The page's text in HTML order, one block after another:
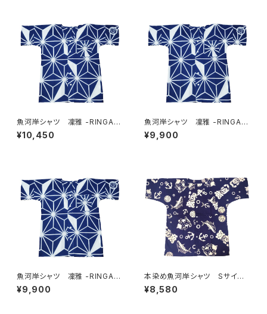
魚河岸シャツ 凜雅 -RINGA-
プレミアムシリーズ① 麻かざぐ
るま LLサイズ 認定証付き
¥10,450
魚河岸シャツ 凜雅 -RINGA-
プレミアムシリーズ① 麻かざぐ
るま Lサイズ 認定証付き
¥9,900
魚河岸シャツ 凜雅 -RINGA-
プレミアムシリーズ① 麻かざぐ
るま Mサイズ 認定証付き
¥9,900
本染め魚河岸シャツ Sサイ
ズ 認定証付き 木綿晒 やい
ちゃん 海ものがたり 紺×
¥8,580